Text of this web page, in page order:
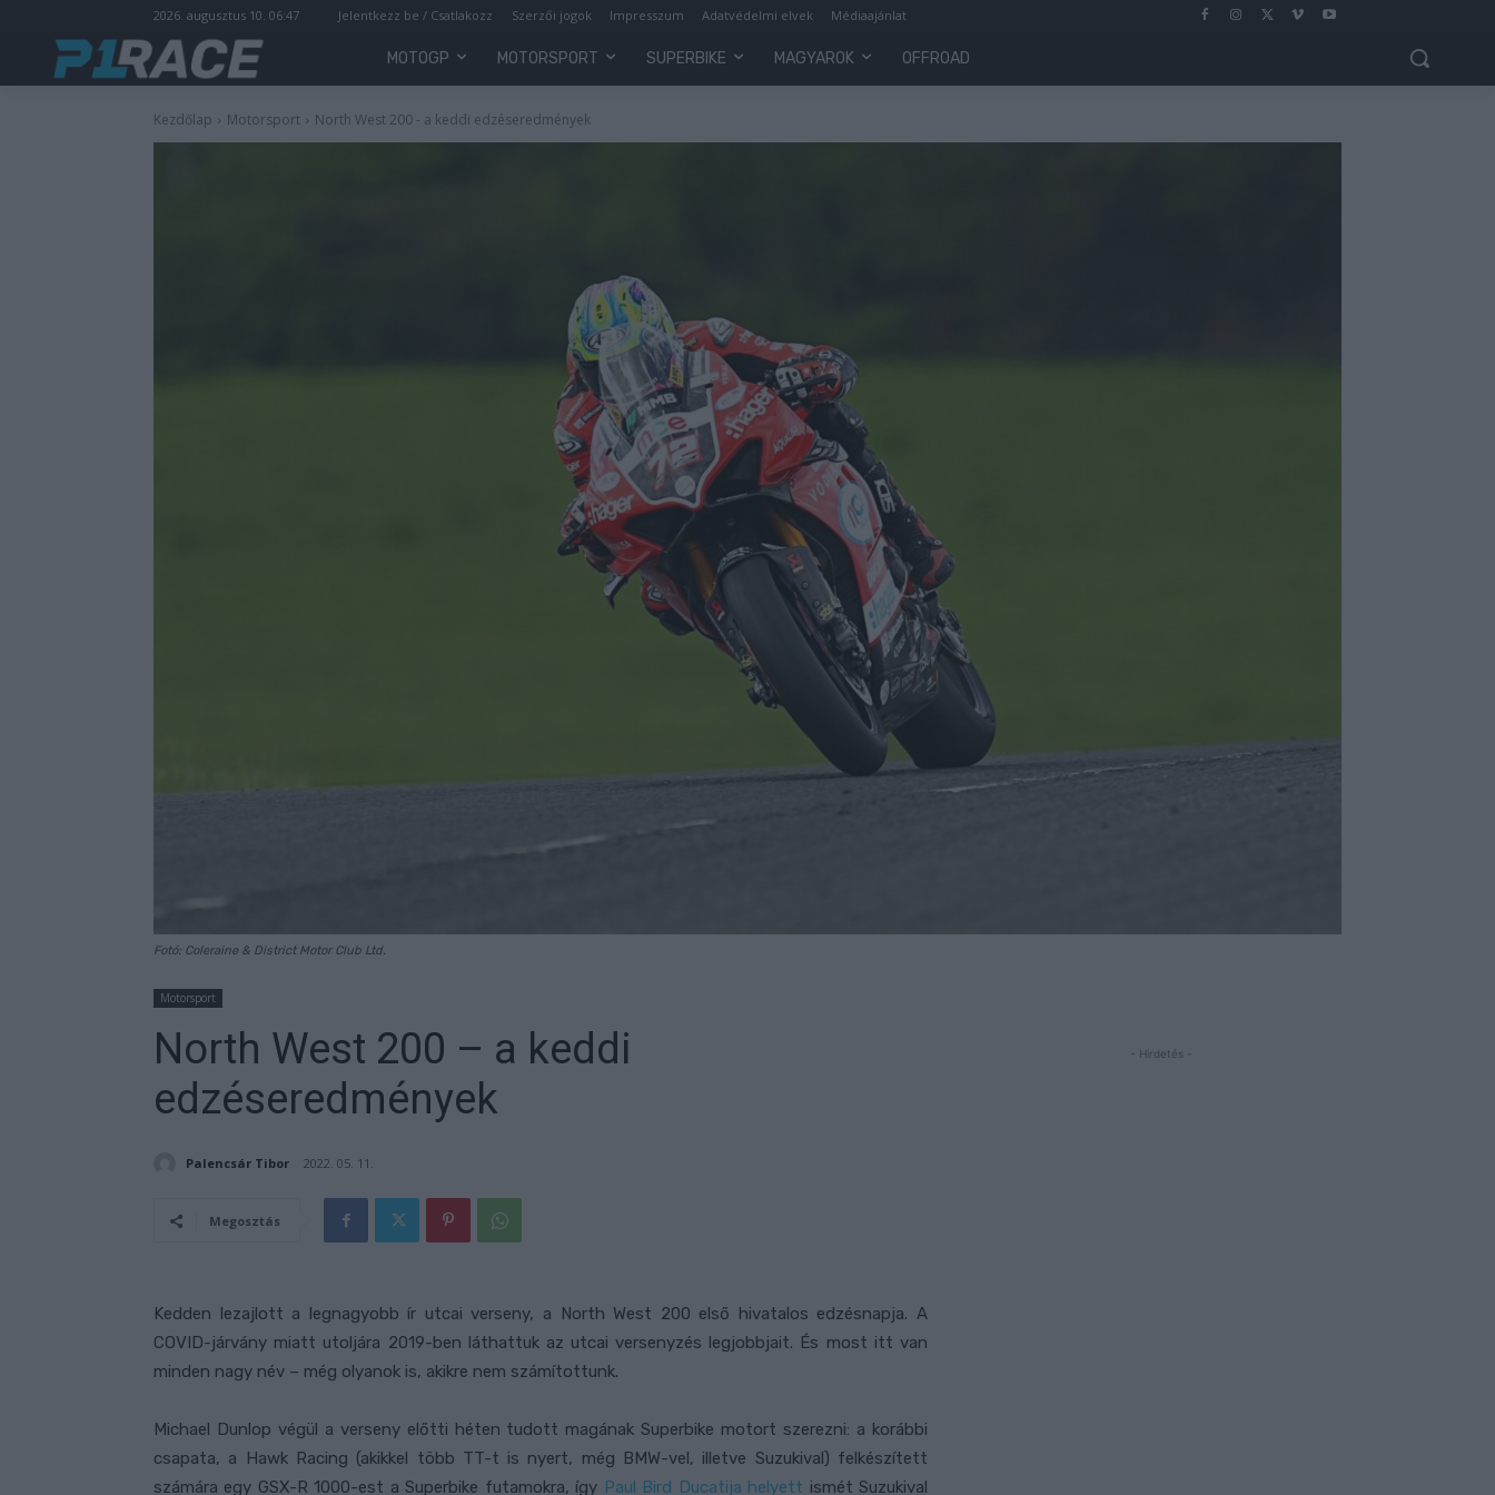
2026. augusztus 10. 06:47 Jelentkezz be / Csatlakozz Szerzői jogok Impresszum Adatvédelmi elvek Médiaajánlat
MOTOGP MOTORSPORT SUPERBIKE MAGYAROK OFFROAD
Kezdőlap Motorsport North West 200 - a keddi edzéseredmények
Fotó: Coleraine & District Motor Club Ltd.
Motorsport
North West 200 – a keddi
edzéseredmények
Palencsár Tibor 2022. 05. 11.
Megosztás
Kedden lezajlott a legnagyobb ír utcai verseny, a North West 200 első hivatalos edzésnapja. A
COVID-járvány miatt utoljára 2019-ben láthattuk az utcai versenyzés legjobbjait. És most itt van
minden nagy név – még olyanok is, akikre nem számítottunk.
Michael Dunlop végül a verseny előtti héten tudott magának Superbike motort szerezni: a korábbi
csapata, a Hawk Racing (akikkel több TT-t is nyert, még BMW-vel, illetve Suzukival) felkészített
számára egy GSX-R 1000-est a Superbike futamokra, így Paul Bird Ducatija helyett ismét Suzukival
- Hirdetés -